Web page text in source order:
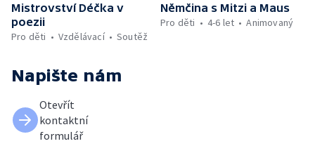
Mistrovství Déčka v
poezii
Pro děti
Vzdělávací Soutěž
Němčina s Mitzi a Maus
Pro děti
4-6 let Animovaný
Napište nám
Otevřít
kontaktní
formulář